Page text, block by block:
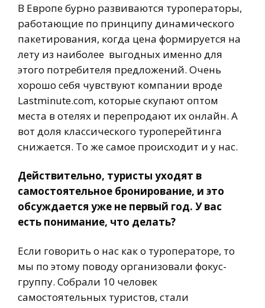
В Европе бурно развиваются туроператоры,
работающие по принципу динамического
пакетирования, когда цена формируется на
лету из наиболее выгодных именно для
этого потребителя предложений. Очень
хорошо себя чувствуют компании вроде
Lastminute.com, которые скупают оптом
места в отелях и перепродают их онлайн. А
вот доля классического туроперейтинга
снижается. То же самое происходит и у нас.
Действительно, туристы уходят в
самостоятельное бронирование, и это
обсуждается уже не первый год. У вас
есть понимание, что делать?
Если говорить о нас как о туроператоре, то
мы по этому поводу организовали фокус-
группу. Собрали 10 человек
самостоятельных туристов, стали